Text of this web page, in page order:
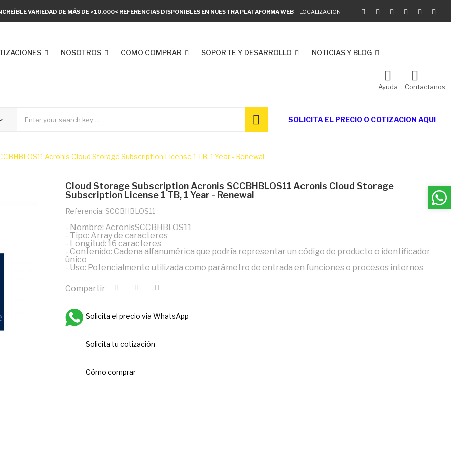
VARIEDAD DE MÁS DE >10.000< REFERENCIAS DISPONIBLES EN NUESTRA PLATAFORMA WEB LOCALIZACIÓN
NOSOTROS COMO COMPRAR SOPORTE Y DESARROLLO NOTICIAS Y BLOG
Ayuda Contactanos
SOLICITA EL PRECIO O COTIZACION AQUI
Acronis Cloud Storage Subscription License 1 TB, 1 Year - Renewal
Cloud Storage Subscription Acronis SCCBHBLOS11 Acronis Cloud Storage
Subscription License 1 TB, 1 Year - Renewal
Referencia: SCCBHBLOS11
- Nombre: AcronisSCCBHBLOS11
- Tipo: Array de caracteres
- Longitud: 16 caracteres
- Contenido: Cadena alfanumérica que podría representar un código de producto o identificador
único
- Uso: Potencialmente utilizada como parámetro de entrada en funciones o procesos internos
Compartir
Solicita el precio via WhatsApp
Solicita tu cotización
Cómo comprar